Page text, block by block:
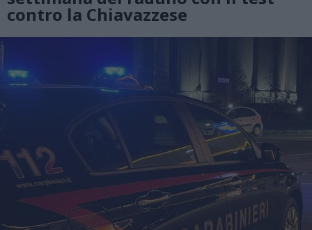
contro la Chiavazzese